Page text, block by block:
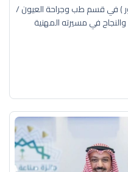
) في قسم طب وجراحة العيون /
في مسيرته المهنية